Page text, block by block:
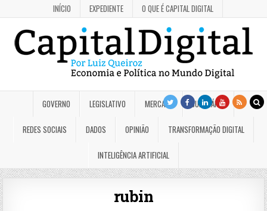
INÍCIO EXPEDIENTE O QUE É CAPITAL DIGITAL
GOVERNO LEGISLATIVO MERCADO JUDICIÁRIO
REDES SOCIAIS DADOS OPINIÃO TRANSFORMAÇÃO DIGITAL
INTELIGÊNCIA ARTIFICIAL
rubin